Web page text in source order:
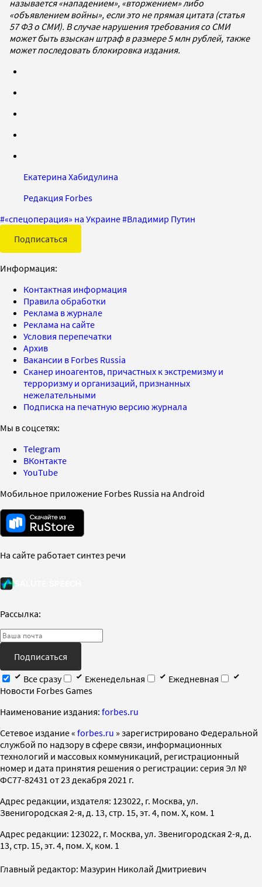
называется «нападением», «вторжением» либо
«объявлением войны», если это не прямая цитата (статья
57 ФЗ о СМИ). В случае нарушения требования со СМИ
может быть взыскан штраф в размере 5 млн рублей, также
может последовать блокировка издания.
Екатерина Хабидулина
Редакция Forbes
#«спецоперация» на Украине#Владимир Путин
Подписаться
Информация:
Контактная информация
Правила обработки
Реклама в журнале
Реклама на сайте
Условия перепечатки
Архив
Вакансии в Forbes Russia
Сканер иноагентов, причастных к экстремизму и
терроризму и организаций, признанных
нежелательными
Подписка на печатную версию журнала
Мы в соцсетях:
Telegram
ВКонтакте
YouTube
Мобильное приложение Forbes Russia на Android
На сайте работает синтез речи
Рассылка:
Подписаться
Все сразу
Еженедельная
Ежедневная
Новости Forbes Games
Наименование издания: forbes.ru
Cетевое издание « forbes.ru » зарегистрировано Федеральной
службой по надзору в сфере связи, информационных
технологий и массовых коммуникаций, регистрационный
номер и дата принятия решения о регистрации: серия Эл №
ФС77-82431 от 23 декабря 2021 г.
Адрес редакции, издателя: 123022, г. Москва, ул.
Звенигородская 2-я, д. 13, стр. 15, эт. 4, пом. X, ком. 1
Адрес редакции: 123022, г. Москва, ул. Звенигородская 2-я, д.
13, стр. 15, эт. 4, пом. X, ком. 1
Главный редактор: Мазурин Николай Дмитриевич